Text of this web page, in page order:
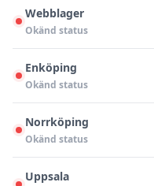
Webblager
Okänd status
Enköping
Okänd status
Norrköping
Okänd status
Uppsala